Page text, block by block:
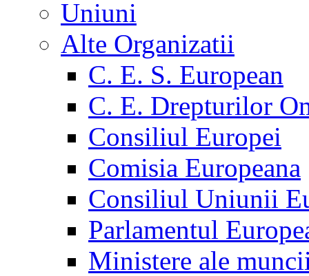
Uniuni
Alte Organizatii
C. E. S. European
C. E. Drepturilor
Consiliul Europei
Comisia Europeana
Consiliul Uniunii
Parlamentul
Ministere ale